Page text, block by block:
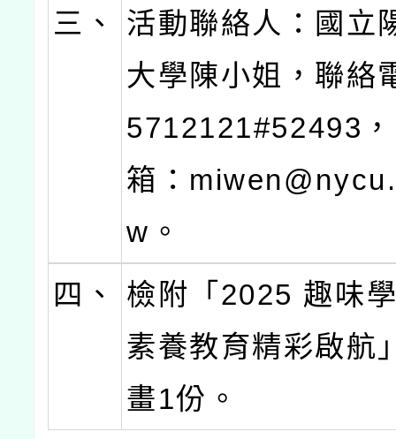
三、
活動聯絡人：國立
大學陳小姐，聯絡
5712121#52493
箱：
w。
四、
檢附「2025 趣味
素養教育精彩啟航
畫1份。